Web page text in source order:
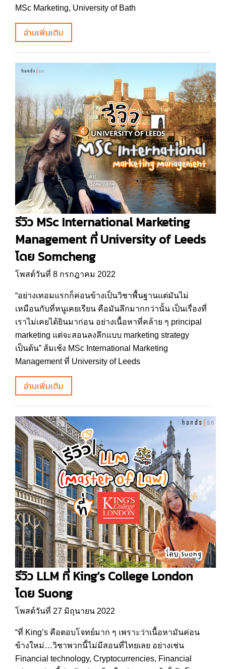
MSc Marketing, University of Bath
อ่านเพิ่มเติม
รีวิว MSc International Marketing
Management ที่ University of Leeds
โดย Somcheng
โพสต์วันที่ 8 กรกฎาคม 2022
“อย่างเทอมแรกก็ค่อนข้างเป็นวิชาพื้นฐานแต่มันไม่
เหมือนกับที่หนูเคยเรียน คือมันลึกมากกว่านั้น เป็นเรื่องที่
เราไม่เคยได้ยินมาก่อน อย่างเนื้อหาที่คล้าย ๆ principal
marketing แต่จะสอนลงลึกแบบ marketing strategy
เป็นต้น” ส้มเช้ง MSc International Marketing
Management ที่ University of Leeds
อ่านเพิ่มเติม
รีวิว LLM ที่ King’s College London
โดย Suong
โพสต์วันที่ 27 มิถุนายน 2022
“ที่ King’s คือตอบโจทย์มาก ๆ เพราะว่าเนื้อหามันค่อน
ข้างใหม่…วิชาพวกนี้ไม่มีสอนที่ไทยเลย อย่างเช่น
Financial technology, Cryptocurrencies, Financial